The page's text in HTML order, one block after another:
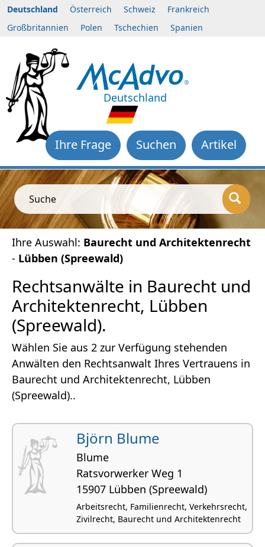
Deutschland Österreich Schweiz
Frankreich
Großbritannien
Polen Tschechien Spanien
Deutschland
Artikel
Suchen
Ihre Frage
Suche
Ihre Auswahl: Baurecht und Architektenrecht
- Lübben (Spreewald)
Rechtsanwälte in Baurecht und
Architektenrecht, Lübben
(Spreewald).
Wählen Sie aus 2 zur Verfügung stehenden
Anwälten den Rechtsanwalt Ihres Vertrauens in
Baurecht und Architektenrecht, Lübben
(Spreewald)..
Björn Blume
Blume
Ratsvor­werker Weg 1
15907 Lübben (Spreewald)
Arbeitsrecht, Familienrecht, Verkehrsrecht,
Zivilrecht, Baurecht und Architektenrecht